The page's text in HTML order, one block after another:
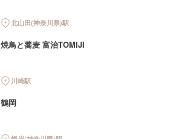
北山田(神奈川県)駅
焼鳥と蕎麦 富治TOMIJI
川崎駅
鶴岡